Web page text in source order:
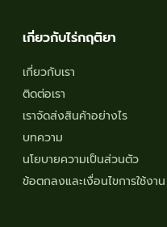
เกี่ยวกับไร่กฤติยา
เกี่ยวกับเรา
ติดต่อเรา
เราจัดส่งสินค้าอย่างไร
บทความ
นโยบายความเป็นส่วนตัว
ข้อตกลงและเงื่อนไขการใช้งาน